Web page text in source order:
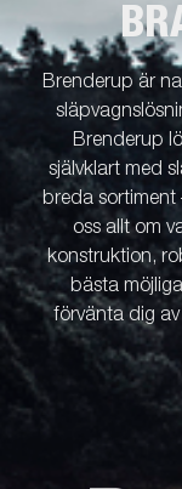
Brenderup är
Brenderup
självklart med
breda sortiment
oss allt om
konstruktion,
bästa
förvänta dig